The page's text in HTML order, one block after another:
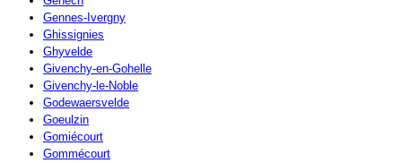
Gennes-Ivergny
Ghissignies
Ghyvelde
Givenchy-en-Gohelle
Givenchy-le-Noble
Godewaersvelde
Goeulzin
Gomiécourt
Gommécourt